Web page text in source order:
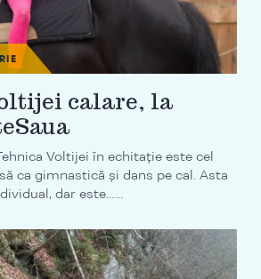
calare, la
Voltijei în echitație este cel
ca gimnastică și dans pe cal. Asta
dar este…...